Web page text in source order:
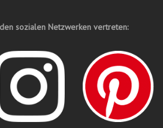
sozialen Netzwerken vertreten: